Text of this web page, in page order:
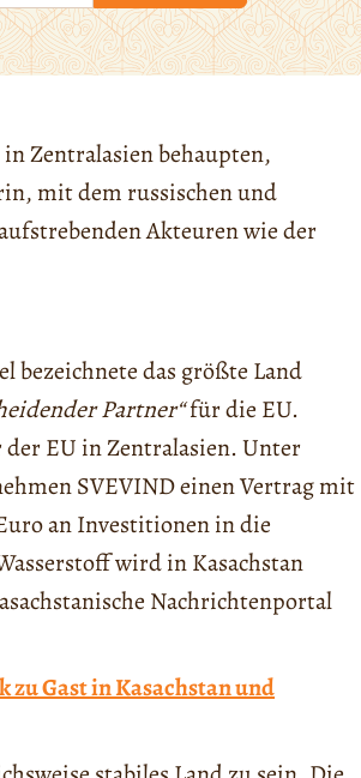
Zentralasien behaupten,
mit dem russischen und
Akteuren wie der
bezeichnete das größte Land
Partner“für die EU.
EU in Zentralasien. Unter
SVEVIND einen Vertrag mit
an Investitionen in die
wird in Kasachstan
Nachrichtenportal
Gast in Kasachstan und